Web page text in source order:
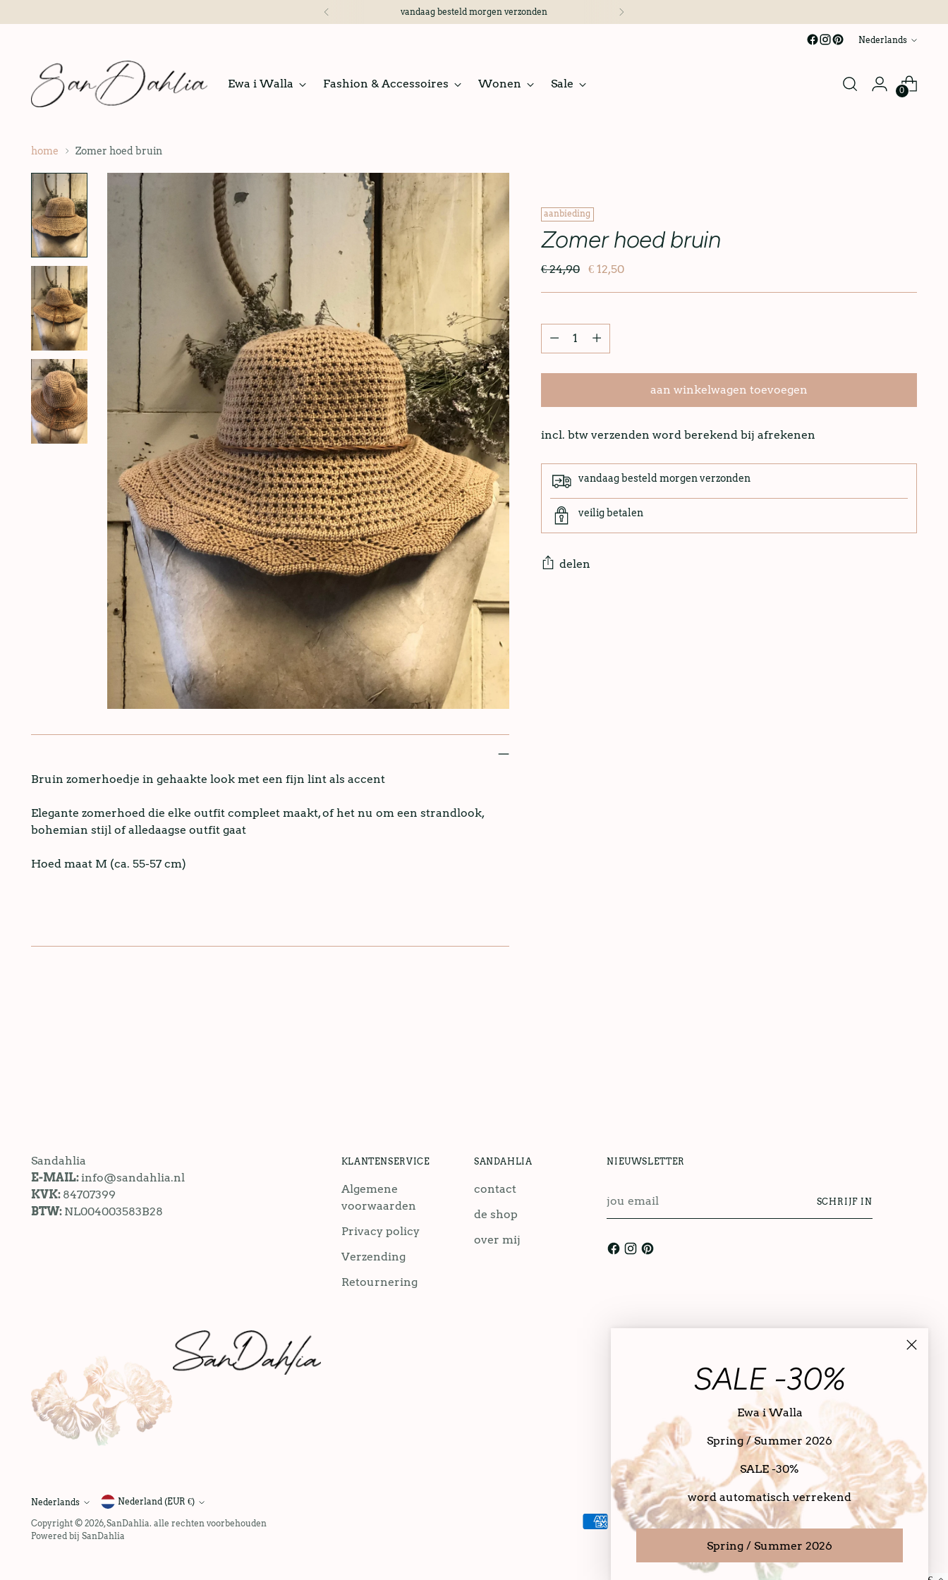
vandaag besteld morgen verzonden
taal
Nederlands
Ewa i Walla Fashion & Accessoires Wonen Sale
0
SALE -30%
Ewa i Walla
Spring / Summer 2026
SALE -30%
word automatisch verrekend
Spring / Summer 2026
home Zomer hoed bruin
Bruin zomerhoedje in gehaakte look met een fijn lint als accent
Elegante zomerhoed die elke outfit compleet maakt, of het nu om een ​​strandlook,
bohemian stijl of alledaagse outfit gaat
Hoed maat M (ca. 55-57 cm)
aanbieding
Zomer hoed bruin
€ 24,90 € 12,50
aan winkelwagen toevoegen
incl. btw verzenden word berekend bij afrekenen
vandaag besteld morgen verzonden
veilig betalen
delen
Sandahlia
E-MAIL:info@sandahlia.nl
KVK: 84707399
BTW: NL004003583B28
KLANTENSERVICE
Algemene
voorwaarden
Privacy policy
Verzending
Retournering
SANDAHLIA
contact
de shop
over mij
NIEUWSLETTER
email
SCHRIJF IN
taal
Nederlands Nederland (EUR €)
Copyright © 2026,SanDahlia. alle rechten voorbehouden
Powered bij SanDahlia